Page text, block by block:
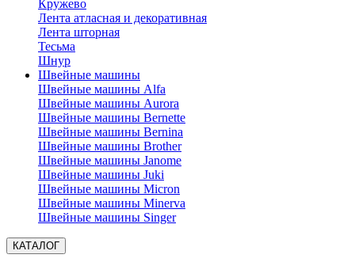
Кружево
Лента aтласная и декоративная
Лента шторная
Тесьма
Шнур
Швейные машины
Швейные машины Alfa
Швейные машины Aurora
Швейные машины Bernette
Швейные машины Bernina
Швейные машины Brother
Швейные машины Janome
Швейные машины Juki
Швейные машины Micron
Швейные машины Minerva
Швейные машины Singer
КАТАЛОГ